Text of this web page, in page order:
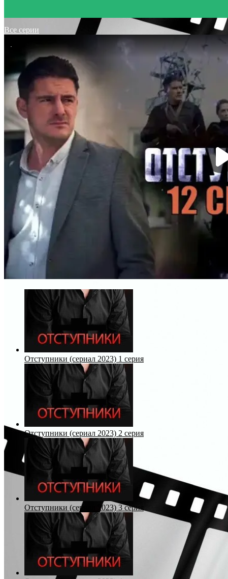
Все серии
Отступники (сериал 2023) 1 серия
Отступники (сериал 2023) 2 серия
Отступники (сериал 2023) 3 серия